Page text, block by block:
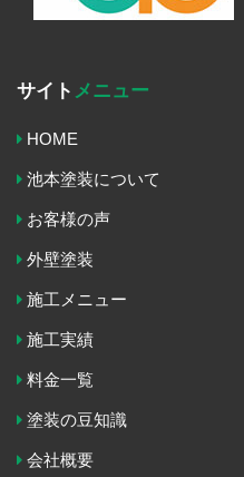
サイト メニュー
HOME
池本塗装について
お客様の声
外壁塗装
施工メニュー
施工実績
料金一覧
塗装の豆知識
会社概要